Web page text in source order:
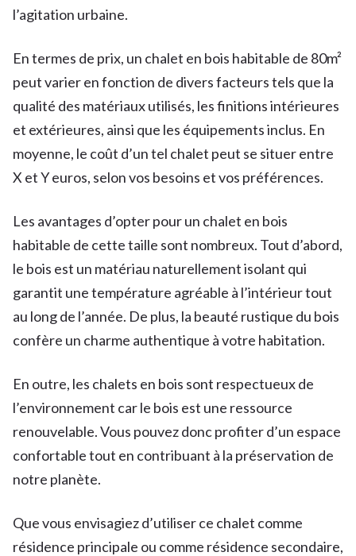
l’agitation urbaine.
En termes de prix, un chalet en bois habitable de 80m²
peut varier en fonction de divers facteurs tels que la
qualité des matériaux utilisés, les finitions intérieures
et extérieures, ainsi que les équipements inclus. En
moyenne, le coût d’un tel chalet peut se situer entre
X et Y euros, selon vos besoins et vos préférences.
Les avantages d’opter pour un chalet en bois
habitable de cette taille sont nombreux. Tout d’abord,
le bois est un matériau naturellement isolant qui
garantit une température agréable à l’intérieur tout
au long de l’année. De plus, la beauté rustique du bois
confère un charme authentique à votre habitation.
En outre, les chalets en bois sont respectueux de
l’environnement car le bois est une ressource
renouvelable. Vous pouvez donc profiter d’un espace
confortable tout en contribuant à la préservation de
notre planète.
Que vous envisagiez d’utiliser ce chalet comme
résidence principale ou comme résidence secondaire,